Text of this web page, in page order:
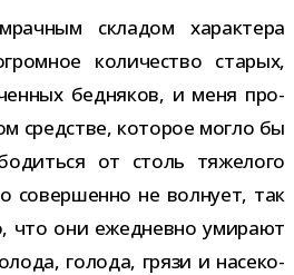
скла­дом харак­тера
коли­че­ство ста­рых,
бед­ня­ков, и меня про­
сред­стве, кото­рое могло бы
от столь тяже­лого
совер­шенно не вол­нует, так
что они еже­дневно уми­рают
голода, грязи и насе­ко­